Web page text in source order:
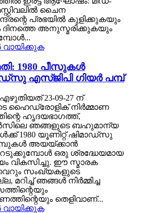
ചൈന
പ്രഭയിൽ കുളിക്കുകയും
അനുസ്മരിക്കുകയും
1980 പീസുകൾ
എസ്ജിപി ഗിയർ പമ്പ്
23-09-27 ന്
ഹൈഡ്രോളിക് നിർമ്മാണ
ഹൃദയഭാഗത്ത്,
ഞങ്ങളുടെ ബഹുമാന്യ
1980 യൂണിറ്റ് ഷിമാഡ്‌സു
അയയ്ക്കാൻ
ഒരു ശ്രദ്ധേയമായ
വികസിച്ചു. ഈ സ്മാരക
വെറും സംഖ്യകളുടെ
മറിച്ച് ഞങ്ങൾ നിർമ്മിച്ച
തെളിവാണ്...